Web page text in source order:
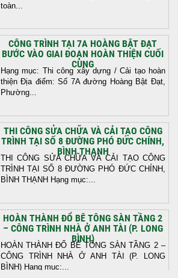
toàn...
CÔNG TRÌNH TẠI 7A HOÀNG BẬT ĐẠT
BƯỚC VÀO GIAI ĐOẠN HOÀN THIỆN CUỐI
CÙNG
Hạng mục: Thi công xây dựng / Cải tạo hoàn
thiện Địa điểm: Số 7A đường Hoàng Bật Đạt,
Phường...
THI CÔNG SỬA CHỮA VÀ CẢI TẠO CÔNG
TRÌNH TẠI SỐ 8 ĐƯỜNG PHÓ ĐỨC CHÍNH,
BÌNH THẠNH
THI CÔNG SỬA CHỮA VÀ CẢI TẠO CÔNG
TRÌNH TẠI SỐ 8 ĐƯỜNG PHÓ ĐỨC CHÍNH,
BÌNH THẠNH Hạng mục:...
HOÀN THÀNH ĐỔ BÊ TÔNG SÀN TẦNG 2
– CÔNG TRÌNH NHÀ Ở ANH TÀI (P. LONG
BÌNH)
HOÀN THÀNH ĐỔ BÊ TÔNG SÀN TẦNG 2 –
CÔNG TRÌNH NHÀ Ở ANH TÀI (P. LONG
BÌNH) Hạng mục:...